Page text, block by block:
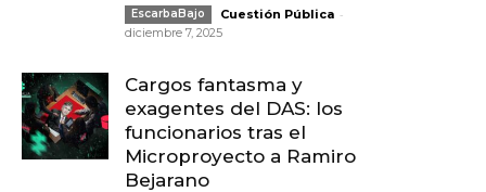
EscarbaBajo Cuestión Pública -
diciembre 7, 2025
Cargos fantasma y
exagentes del DAS: los
funcionarios tras el
Microproyecto a Ramiro
Bejarano